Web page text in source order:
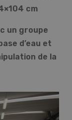
cm
un groupe
d’eau et
de la